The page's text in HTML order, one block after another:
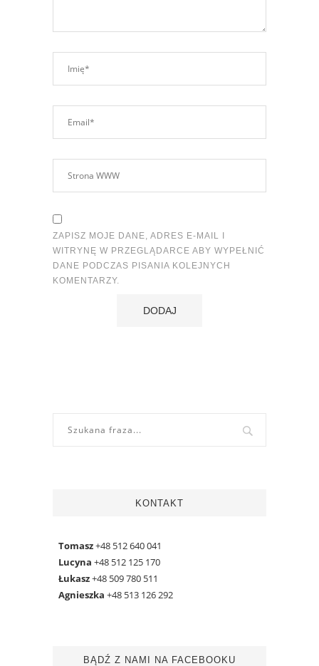
ZAPISZ MOJE DANE, ADRES E-MAIL I
WITRYNĘ W PRZEGLĄDARCE ABY WYPEŁNIĆ
DANE PODCZAS PISANIA KOLEJNYCH
KOMENTARZY.
KONTAKT
Tomasz+48 512 640 041
Lucyna +48 512 125 170
Łukasz+48 509 780 511
Agnieszka +48 513 126 292
BĄDŹ Z NAMI NA FACEBOOKU